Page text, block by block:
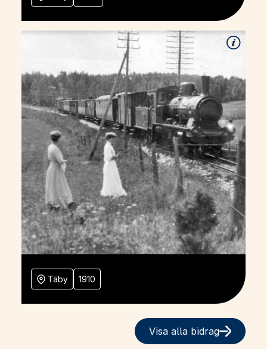
Täby 1910
Visa alla bidrag